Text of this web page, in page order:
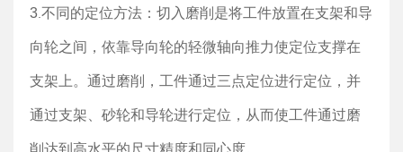
3.不同的定位方法：切入磨削是将工件放置在支架和导
向轮之间，依靠导向轮的轻微轴向推力使定位支撑在
支架上。通过磨削，工件通过三点定位进行定位，并
通过支架、砂轮和导轮进行定位，从而使工件通过磨